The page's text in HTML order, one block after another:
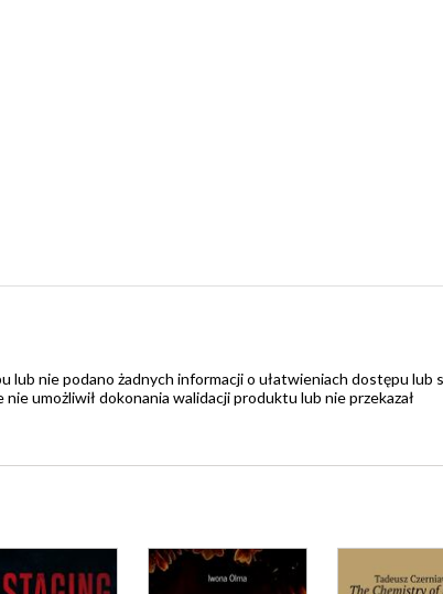
nie podano żadnych informacji o ułatwieniach dostępu lub
umożliwił dokonania walidacji produktu lub nie przekazał